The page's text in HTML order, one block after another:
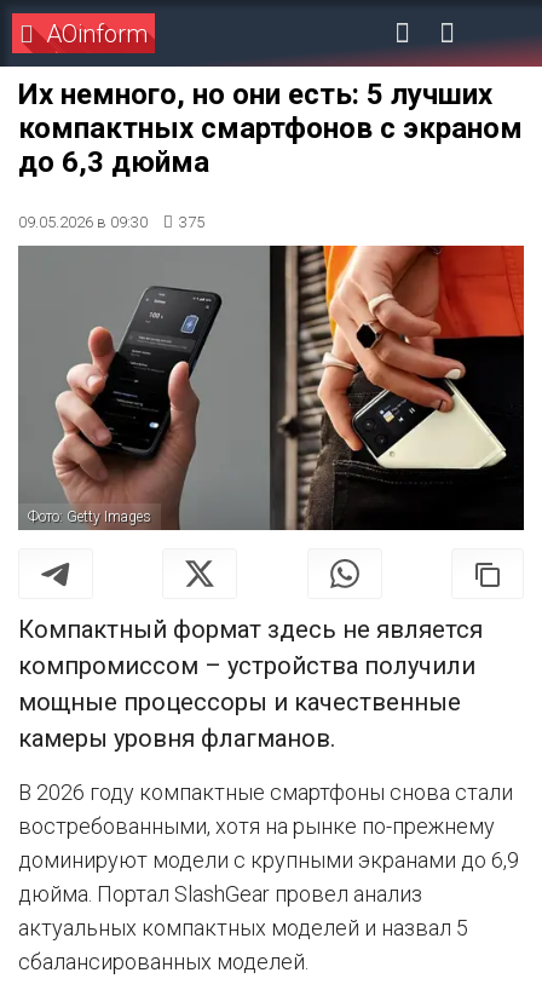
AOinform
Их немного, но они есть: 5 лучших
компактных смартфонов с экраном
до 6,3 дюйма
09.05.2026 в 09:30 375
Фото: Getty Images
Компактный формат здесь не является
компромиссом – устройства получили
мощные процессоры и качественные
камеры уровня флагманов.
В 2026 году компактные смартфоны снова стали
востребованными, хотя на рынке по-прежнему
доминируют модели с крупными экранами до 6,9
дюйма. Портал SlashGear провел анализ
актуальных компактных моделей и назвал 5
сбалансированных моделей.